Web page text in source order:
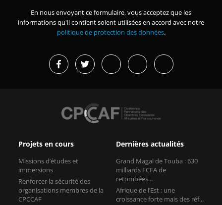
En nous envoyant ce formulaire, vous acceptez que les
informations qu'il contient soient utilisées en accord avec notre
politique de protection des données.
Projets en cours
Missions d’études et
immersions
Renforcer la sécurité des
organisations membres de la
CPCCAF
Dernières actualités
Grand Magal de Touba : 630
milliards FCFA de
retombées...
Afrique de l’Est : une
croissance forte mais des réf...